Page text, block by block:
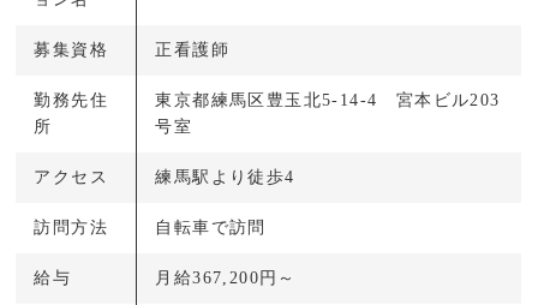
募集資格 正看護師
勤務先住
所
東京都練馬区豊玉北5-14-4 宮本ビル203
号室
アクセス 練馬駅より徒歩4
訪問方法 自転車で訪問
給与 月給367,200円～